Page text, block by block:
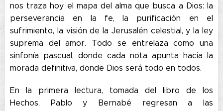
nos traza hoy el mapa del alma que busca a Dios: la
perseverancia en la fe, la purificación en el
sufrimiento, la visión de la Jerusalén celestial, y la ley
suprema del amor. Todo se entrelaza como una
sinfonía pascual, donde cada nota apunta hacia la
morada definitiva, donde Dios será todo en todos.
En la primera lectura, tomada del libro de los
Hechos, Pablo y Bernabé regresan a las